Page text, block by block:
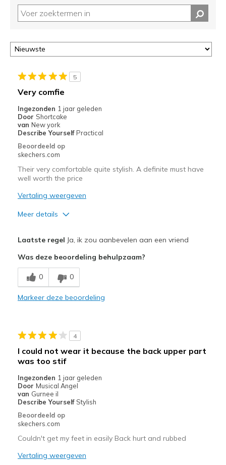
5
Very comfie
Ingezonden 1 jaar geleden
Door Shortcake
van New york
Describe Yourself Practical
Beoordeeld op
skechers.com
Their very comfortable quite stylish. A definite must have
well worth the price
Vertaling weergeven
Meer details
Breathe Well
Comfortable
Beste toepassingen
Casual Wear
Width
Feels true to width
Sizing
Laatste regel Ja, ik zou aanbevelen aan een vriend
Was deze beoordeling behulpzaam?
0 0
Markeer deze beoordeling
4
I could not wear it because the back upper part
was too stif
Ingezonden 1 jaar geleden
Door Musical Angel
van Gurnee il
Describe Yourself Stylish
Beoordeeld op
skechers.com
Couldn't get my feet in easily Back hurt and rubbed
Vertaling weergeven